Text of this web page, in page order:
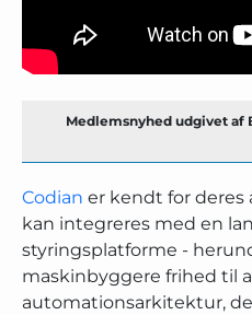
Medlemsnyhed udgivet af
Codian er kendt for deres
kan integreres med en
styringsplatforme -
maskinbyggere frihed til
automationsarkitektur,